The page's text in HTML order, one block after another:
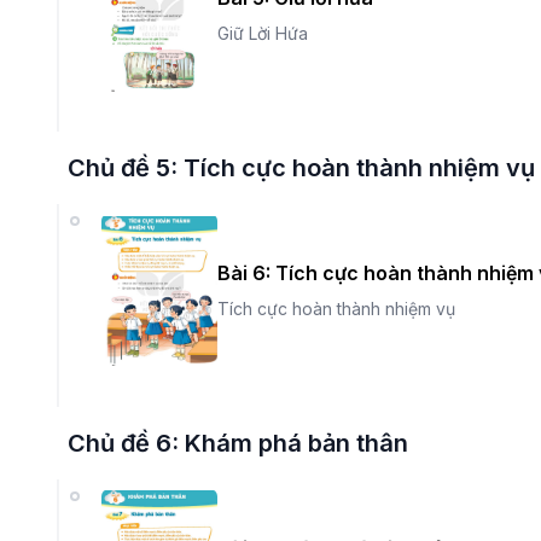
Giữ Lời Hứa
Chủ đề 5: Tích cực hoàn thành nhiệm vụ
Bài 6: Tích cực hoàn thành nhiệm
Tích cực hoàn thành nhiệm vụ
Chủ đề 6: Khám phá bản thân